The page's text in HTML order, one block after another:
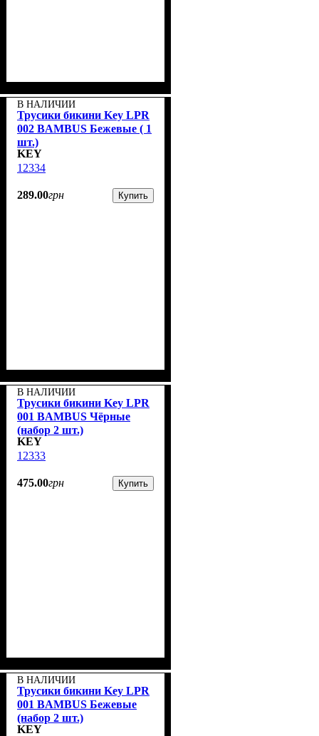
В НАЛИЧИИ
Трусики бикини Key LPR
002 BAMBUS Бежевые ( 1
шт.)
KEY
12334
289.00грн Купить
В НАЛИЧИИ
Трусики бикини Key LPR
001 BAMBUS Чёрные
(набор 2 шт.)
KEY
12333
475.00грн Купить
В НАЛИЧИИ
Трусики бикини Key LPR
001 BAMBUS Бежевые
(набор 2 шт.)
KEY